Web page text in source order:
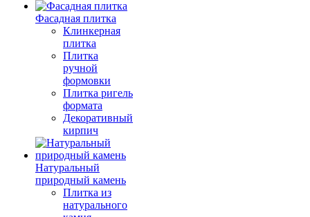
Фасадная плитка
Клинкерная
плитка
Плитка
ручной
формовки
Плитка ригель
формата
Декоративный
кирпич
Натуральный
природный камень
Плитка из
натурального